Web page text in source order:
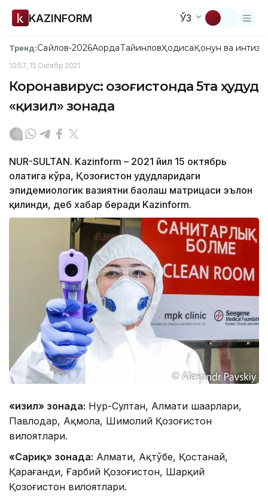
KAZINFORM ЎЗ
Тренд:Сайлов-2026АқордаТайинловҲодисаҚонун ва
10:57, 15 Октябр 2021
Коронавирус: Қозоғистонда 5та ҳудуд
«қизил» зонада
NUR-SULTAN. Kazinform – 2021 йил 15 октябрь
ҳолатига кўра, Қозоғистон ҳудудларидаги
эпидемиологик вазиятни баҳолаш матрицаси эълон
қилинди, деб хабар беради Kazinform.
«Қизил» зонада: Нур-Султан, Алмати шаҳарлари,
Павлодар, Ақмола, Шимолий Қозоғистон
вилоятлари.
«Сариқ» зонада: Алмати, Ақтўбе, Қостанай,
Қарағанди, Ғарбий Қозоғистон, Шарқий
Қозоғистон вилоятлари.